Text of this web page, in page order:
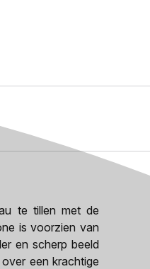
te tillen met de
is voorzien van
en scherp beeld
een krachtige